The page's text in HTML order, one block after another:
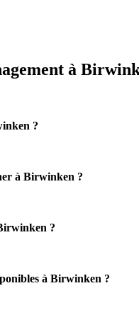
à
?
à Birwinken ?
?
à Birwinken ?